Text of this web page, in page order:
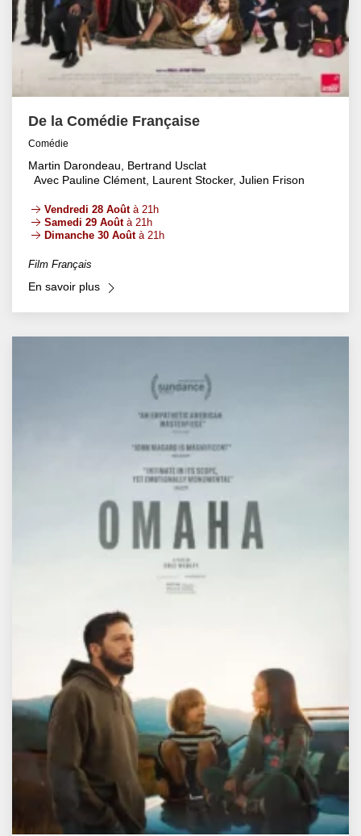
De la Comédie Française
Comédie
Martin Darondeau, Bertrand Usclat
Avec Pauline Clément, Laurent Stocker, Julien Frison
Vendredi 28 Aoûtà 21h
Samedi 29 Aoûtà 21h
Dimanche 30 Aoûtà 21h
Film Français
En savoir plus